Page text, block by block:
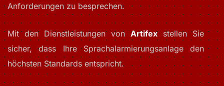
Anforderungen zu besprechen.
Mit den Dienstleistungen von Artifexstellen Sie
sicher, dass Ihre Sprachalarmierungsanlage den
höchsten Standards entspricht.